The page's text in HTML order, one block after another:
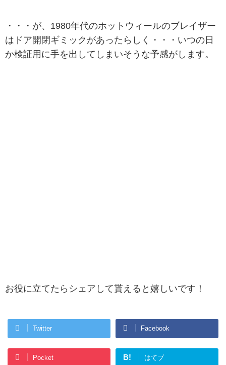
・・・が、1980年代のホットウィールのブレイザー
はドア開閉ギミックがあったらしく・・・いつの日
か検証用に手を出してしまいそうな予感がします。
お役に立てたらシェアして貰えると嬉しいです！
Twitter Facebook
Pocket B! はてブ